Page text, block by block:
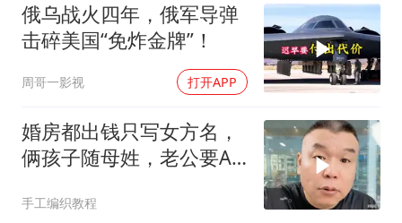
俄乌战火四年，俄军导弹
击碎美国“免炸金牌”！
周哥一影视 打开APP
婚房都出钱只写女方名，
俩孩子随母姓，老公要AA
手工编织教程